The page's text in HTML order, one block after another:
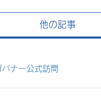
他の記事
ナー公式訪問